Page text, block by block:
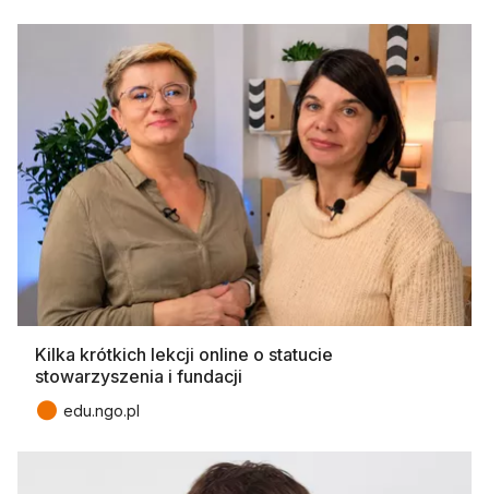
Kilka krótkich lekcji online o statucie
stowarzyszenia i fundacji
● edu.ngo.pl